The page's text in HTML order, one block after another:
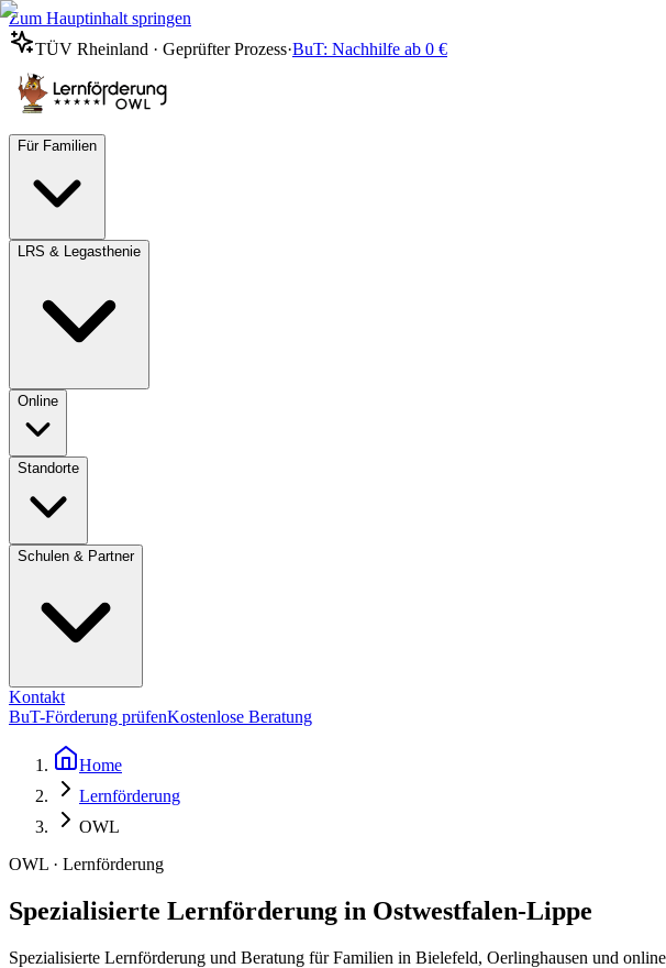
Zum Hauptinhalt springen
TÜV Rheinland · Geprüfter Prozess·BuT: Nachhilfe ab 0 €
Für Familien
LRS & Legasthenie
Online
Standorte
Schulen & Partner
Kontakt
BuT-Förderung prüfenKostenlose Beratung
Home
Lernförderung
OWL
OWL · Lernförderung
Spezialisierte Lernförderung in Ostwestfalen-Lippe
Spezialisierte Lernförderung und Beratung für Familien in Bielefeld, Oerlinghausen und